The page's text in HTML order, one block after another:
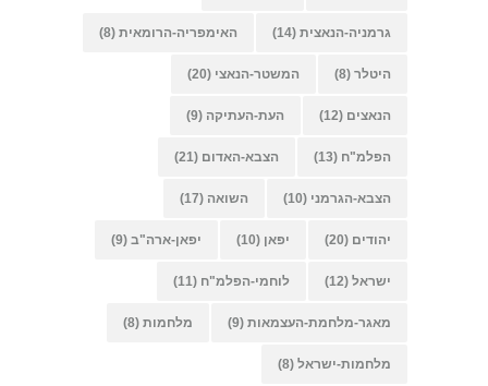
גרמניה-הנאצית (14) האימפריה-הרומאית (8)
היטלר (8) המשטר-הנאצי (20)
הנאצים (12) העת-העתיקה (9)
הפלמ"ח (13) הצבא-האדום (21)
הצבא-הגרמני (10) השואה (17)
יהודים (20) יפאן (10) יפאן-ארה"ב (9)
ישראל (12) לוחמי-הפלמ"ח (11)
מאגר-מלחמת-העצמאות (9) מלחמות (8)
מלחמות-ישראל (8)